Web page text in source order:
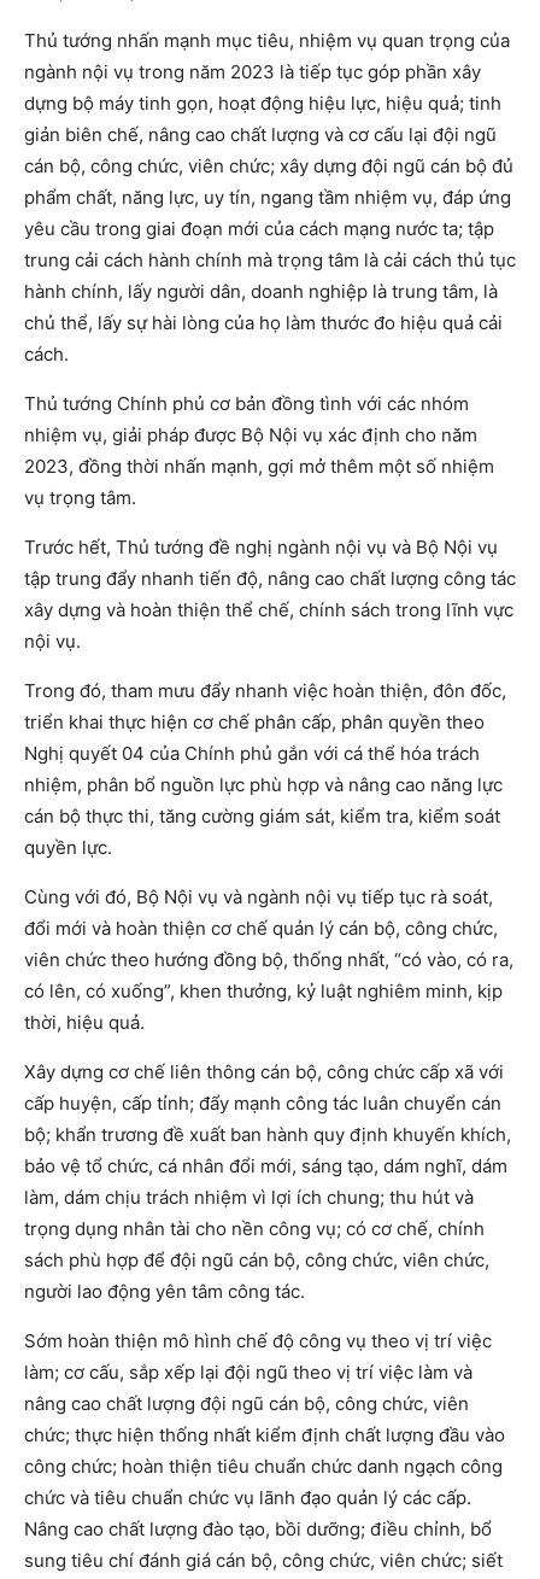
Thủ tướng nhấn mạnh mục tiêu, nhiệm vụ quan trọng của
ngành nội vụ trong năm 2023 là tiếp tục góp phần xây
dựng bộ máy tinh gọn, hoạt động hiệu lực, hiệu quả; tinh
giản biên chế, nâng cao chất lượng và cơ cấu lại đội ngũ
cán bộ, công chức, viên chức; xây dựng đội ngũ cán bộ đủ
phẩm chất, năng lực, uy tín, ngang tầm nhiệm vụ, đáp ứng
yêu cầu trong giai đoạn mới của cách mạng nước ta; tập
trung cải cách hành chính mà trọng tâm là cải cách thủ tục
hành chính, lấy người dân, doanh nghiệp là trung tâm, là
chủ thể, lấy sự hài lòng của họ làm thước đo hiệu quả cải
cách.
Thủ tướng Chính phủ cơ bản đồng tình với các nhóm
nhiệm vụ, giải pháp được Bộ Nội vụ xác định cho năm
2023, đồng thời nhấn mạnh, gợi mở thêm một số nhiệm
vụ trọng tâm.
Trước hết, Thủ tướng đề nghị ngành nội vụ và Bộ Nội vụ
tập trung đẩy nhanh tiến độ, nâng cao chất lượng công tác
xây dựng và hoàn thiện thể chế, chính sách trong lĩnh vực
nội vụ.
Trong đó, tham mưu đẩy nhanh việc hoàn thiện, đôn đốc,
triển khai thực hiện cơ chế phân cấp, phân quyền theo
Nghị quyết 04 của Chính phủ gắn với cá thể hóa trách
nhiệm, phân bổ nguồn lực phù hợp và nâng cao năng lực
cán bộ thực thi, tăng cường giám sát, kiểm tra, kiểm soát
quyền lực.
Cùng với đó, Bộ Nội vụ và ngành nội vụ tiếp tục rà soát,
đổi mới và hoàn thiện cơ chế quản lý cán bộ, công chức,
viên chức theo hướng đồng bộ, thống nhất, “có vào, có ra,
có lên, có xuống”, khen thưởng, kỷ luật nghiêm minh, kịp
thời, hiệu quả.
Xây dựng cơ chế liên thông cán bộ, công chức cấp xã với
cấp huyện, cấp tỉnh; đẩy mạnh công tác luân chuyển cán
bộ; khẩn trương đề xuất ban hành quy định khuyến khích,
bảo vệ tổ chức, cá nhân đổi mới, sáng tạo, dám nghĩ, dám
làm, dám chịu trách nhiệm vì lợi ích chung; thu hút và
trọng dụng nhân tài cho nền công vụ; có cơ chế, chính
sách phù hợp để đội ngũ cán bộ, công chức, viên chức,
người lao động yên tâm công tác.
Sớm hoàn thiện mô hình chế độ công vụ theo vị trí việc
làm; cơ cấu, sắp xếp lại đội ngũ theo vị trí việc làm và
nâng cao chất lượng đội ngũ cán bộ, công chức, viên
chức; thực hiện thống nhất kiểm định chất lượng đầu vào
công chức; hoàn thiện tiêu chuẩn chức danh ngạch công
chức và tiêu chuẩn chức vụ lãnh đạo quản lý các cấp.
Nâng cao chất lượng đào tạo, bồi dưỡng; điều chỉnh, bổ
sung tiêu chí đánh giá cán bộ, công chức, viên chức; siết